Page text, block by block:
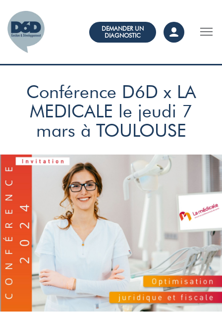
DEMANDER UN
DIAGNOSTIC
Conférence D6D x LA
MEDICALE le jeudi 7
mars à TOULOUSE